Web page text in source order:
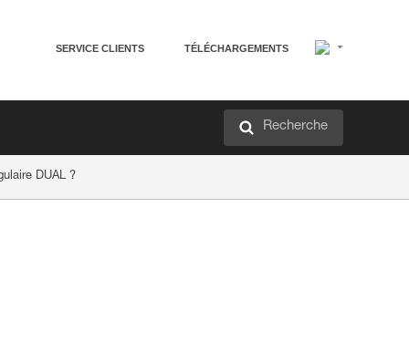
SERVICE CLIENTS TÉLÉCHARGEMENTS
Recherche
DUAL ?